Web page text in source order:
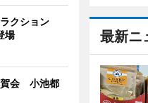
最新ニ
クション
場
賀会 小池都